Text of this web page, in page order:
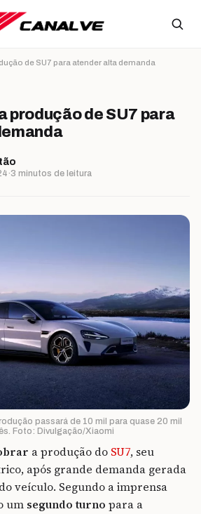
de SU7 para atender alta demanda
produção de SU7 para
·3 minutos de leitura
passará de 10 mil para quase 20 mil
Foto: Divulgação/Xiaomi
a produção do SU7, seu
após grande demanda gerada
veículo. Segundo a imprensa
um segundo turno para a